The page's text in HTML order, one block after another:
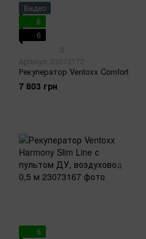
Видео
6
6
3
Артикул: 23073172
Рекуператор Ventoxx Comfort
7 803 грн
6